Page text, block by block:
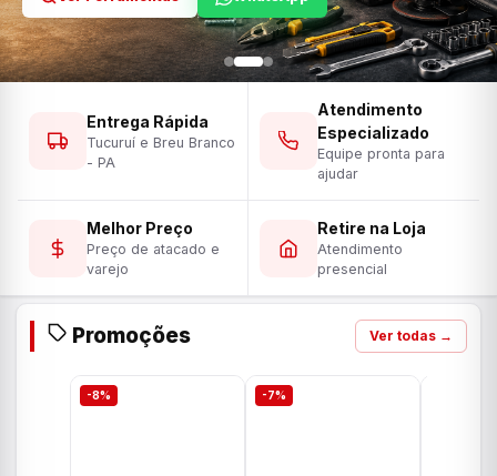
Entrega Rápida
Tucuruí e Breu Branco
- PA
Atendimento
Especializado
Equipe pronta para
ajudar
Melhor Preço
Preço de atacado e
varejo
Retire na Loja
Atendimento
presencial
Promoções Ver todas →
-8% -7%